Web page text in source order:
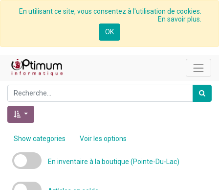
En utilisant ce site, vous consentez à l'utilisation de cookies.
En savoir plus.
OK
Show categories Voir les options
En inventaire à la boutique (Pointe-Du-Lac)